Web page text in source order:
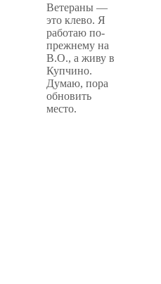
Ветераны —
это клево. Я
работаю по-
прежнему на
В.О., а живу в
Купчино.
Думаю, пора
обновить
место.